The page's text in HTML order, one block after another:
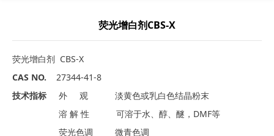
荧光增白剂CBS-X
荧光增白剂 CBS-X
CAS NO. 27344-41-8
技术指标 外 观 淡黄色或乳白色结晶粉末
溶 解 性 可溶于水、醇、醚，DMF等
荧光色调 微青色调